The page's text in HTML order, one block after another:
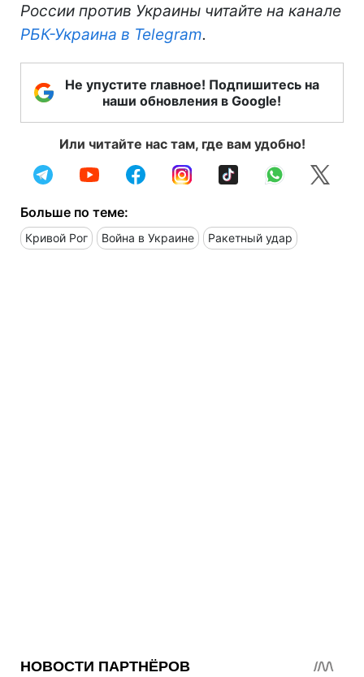
России против Украины читайте на канале
РБК-Украина в Telegram.
Не упустите главное! Подпишитесь на
наши обновления в Google!
Или читайте нас там, где вам удобно!
Больше по теме:
Кривой Рог Война в Украине Ракетный удар